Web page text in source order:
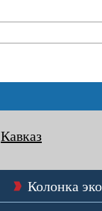
Кавказ
Колонка